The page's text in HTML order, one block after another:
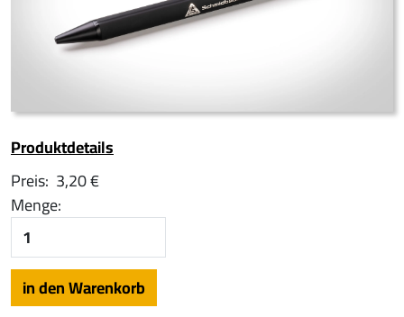
Produktdetails
Preis: 3,20 €
Menge: